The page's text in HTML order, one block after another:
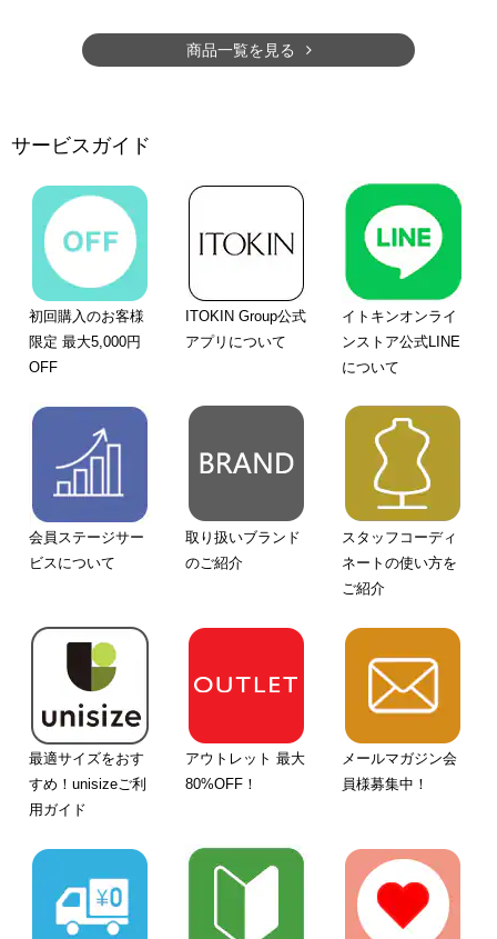
商品一覧を見る
サービスガイド
初回購入のお客様
限定 最大5,000円
OFF
ITOKIN Group公式
アプリについて
イトキンオンライ
ンストア公式LINE
について
会員ステージサー
ビスについて
取り扱いブランド
のご紹介
スタッフコーディ
ネートの使い方を
ご紹介
最適サイズをおす
すめ！unisizeご利
用ガイド
アウトレット 最大
80%OFF！
メールマガジン会
員様募集中！